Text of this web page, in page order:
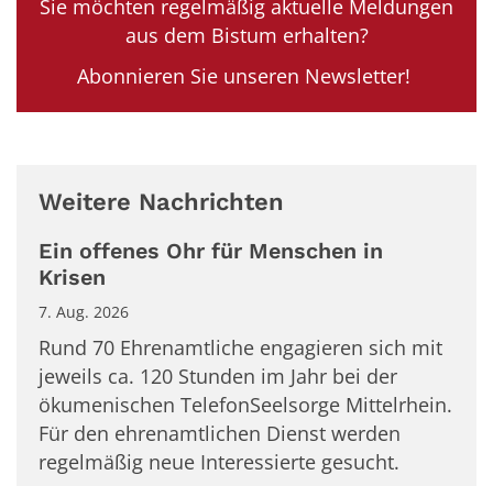
Sie möchten regelmäßig aktuelle Meldungen
aus dem Bistum erhalten?
Abonnieren Sie unseren Newsletter!
Weitere Nachrichten
Ein offenes Ohr für Menschen in
Krisen
7. Aug. 2026
Rund 70 Ehrenamtliche engagieren sich mit
jeweils ca. 120 Stunden im Jahr bei der
ökumenischen TelefonSeelsorge Mittelrhein.
Für den ehrenamtlichen Dienst werden
regelmäßig neue Interessierte gesucht.